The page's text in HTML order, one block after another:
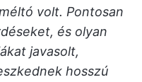
volt. Pontosan
és olyan
javasolt,
hosszú